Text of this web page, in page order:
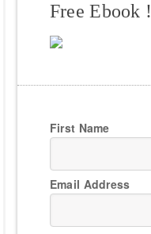
Free Ebook
First Name
Email Address